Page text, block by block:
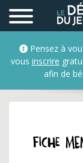
Profil
Pensez à
vous inscrire
afin de
Fiche